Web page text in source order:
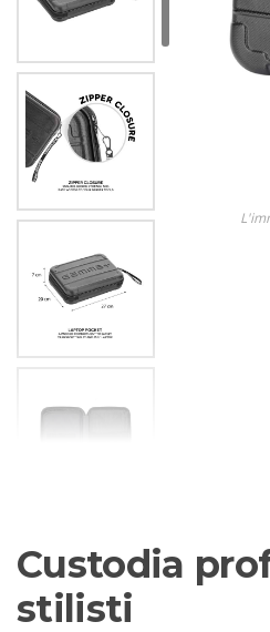
Ricambi tutti i modelli
Scopri tutti i prodotti
Custodia
stilisti